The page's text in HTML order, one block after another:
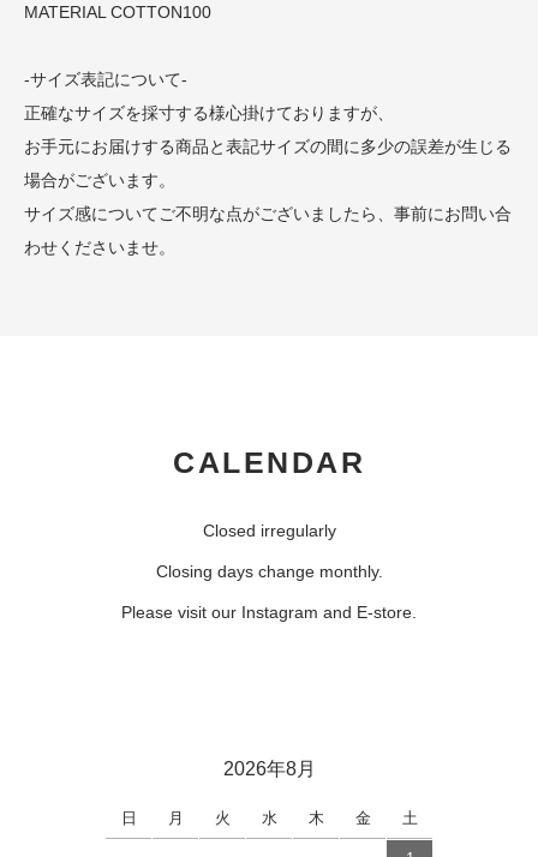
MATERIAL COTTON100
-サイズ表記について-
正確なサイズを採寸する様心掛けておりますが、
お手元にお届けする商品と表記サイズの間に多少の誤差が生じる
場合がございます。
サイズ感についてご不明な点がございましたら、事前にお問い合
わせくださいませ。
CALENDAR
Closed irregularly
Closing days change monthly.
Please visit our Instagram and E-store.
2026年8月
日 月 火 水 木 金 土